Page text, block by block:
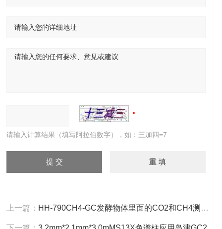
请输入计算结果（填写阿拉伯数字），如：三加四=7
上一篇： HH-790CH4-GC发酵物体里面的CO2和CH4测定转化炉色谱仪